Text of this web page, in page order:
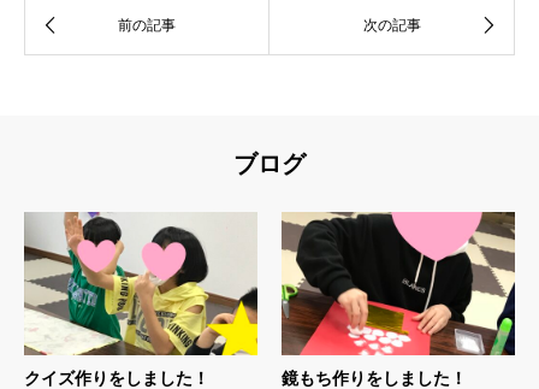
ブログ
クイズ作りをしました！ 鏡もち作りをしました！